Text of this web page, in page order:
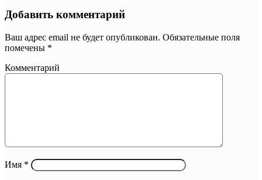
Добавить комментарий
Ваш адрес email не будет опубликован. Обязательные поля
помечены *
Комментарий
Имя *